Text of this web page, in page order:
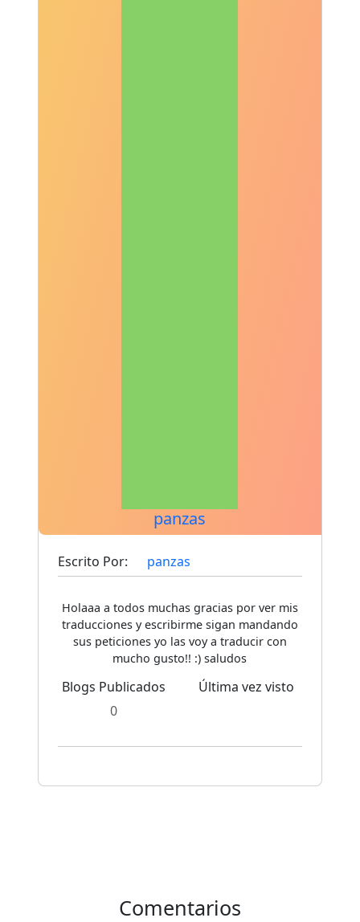
panzas
Escrito Por: panzas
Holaaa a todos muchas gracias por ver mis
traducciones y escribirme sigan mandando
sus peticiones yo las voy a traducir con
mucho gusto!! :) saludos
Blogs Publicados
0
Última vez visto
Comentarios